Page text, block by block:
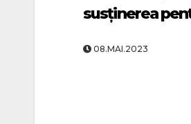
susținerea
08.MAI.2023